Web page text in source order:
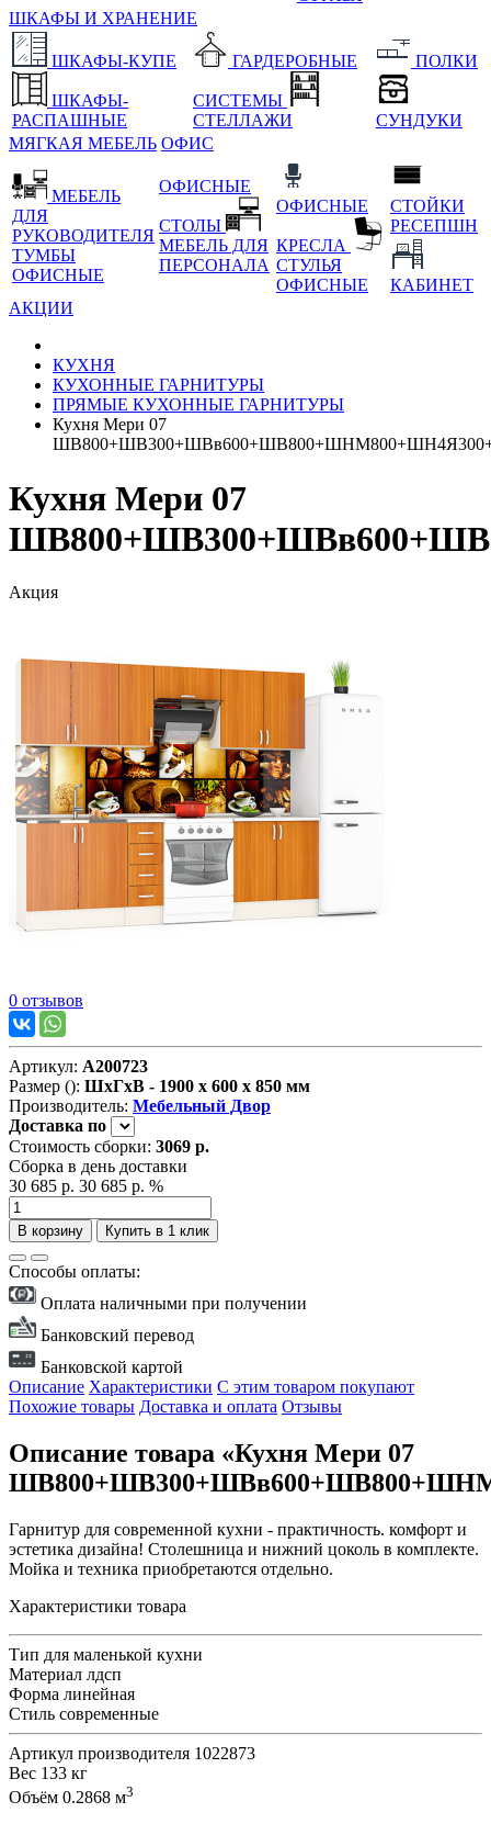
ШКАФЫ И ХРАНЕНИЕ
ШКАФЫ-КУПЕ
ШКАФЫ-
РАСПАШНЫЕ
ГАРДЕРОБНЫЕ
СИСТЕМЫ
СТЕЛЛАЖИ
ПОЛКИ
СУНДУКИ
МЯГКАЯ МЕБЕЛЬ ОФИС
МЕБЕЛЬ
ДЛЯ
РУКОВОДИТЕЛЯ
ТУМБЫ
ОФИСНЫЕ
ОФИСНЫЕ
СТОЛЫ
МЕБЕЛЬ ДЛЯ
ПЕРСОНАЛА
ОФИСНЫЕ
КРЕСЛА
СТУЛЬЯ
ОФИСНЫЕ
СТОЙКИ
РЕСЕПШН
КАБИНЕТ
АКЦИИ
КУХНЯ
КУХОННЫЕ ГАРНИТУРЫ
ПРЯМЫЕ КУХОННЫЕ ГАРНИТУРЫ
Кухня Мери 07
Кухня Мери 07
Акция
0 отзывов
Артикул: А200723
Размер (): ШxГxВ - 1900 x 600 x 850 мм
Производитель: Мебельный Двор
Доставка по
Стоимость сборки: 3069 р.
Сборка в день доставки
30 685 р. 30 685 р. %
В корзину Купить в 1 клик
Способы оплаты:
Оплата наличными при получении
Банковский перевод
Банковской картой
Описание Характеристики С этим товаром покупают
Похожие товары Доставка и оплата Отзывы
Описание товара «Кухня Мери 07
Гарнитур для современной кухни - практичность. комфорт и
эстетика дизайна! Столешница и нижний цоколь в комплекте.
Мойка и техника приобретаются отдельно.
Характеристики товара
Тип для маленькой кухни
Материал лдсп
Форма линейная
Стиль современные
Артикул производителя 1022873
Вес 133 кг
Объём 0.2868 м3